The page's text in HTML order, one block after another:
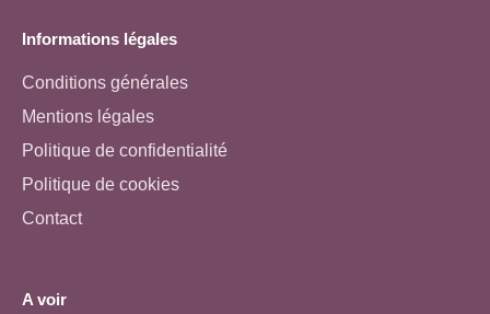
Informations légales
Conditions générales
Mentions légales
Politique de confidentialité
Politique de cookies
Contact
A voir